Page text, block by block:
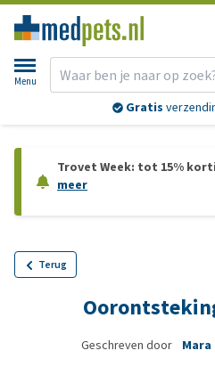
Menu
Gratis
Trovet Week: tot 15%
meer
Terug
Geschreven door Mara